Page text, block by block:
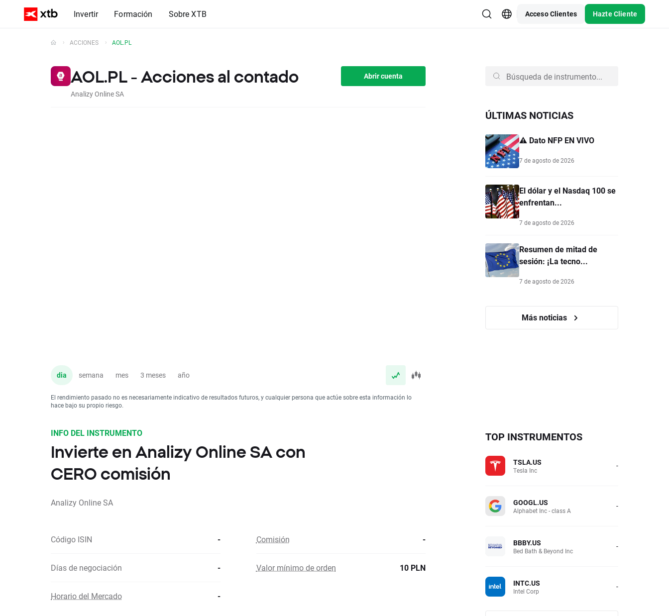
Invertir Formación Sobre XTB Acceso Clientes Hazte Cliente
ACCIONES AOL.PL
AOL.PL - Acciones al contado
Analizy Online SA
Abrir cuenta
dia semana mes 3 meses año
El rendimiento pasado no es necesariamente indicativo de resultados futuros, y cualquier persona que actúe sobre esta información lo
hace bajo su propio riesgo.
ÚLTIMAS NOTICIAS
⚠️ Dato NFP EN VIVO
7 de agosto de 2026
El dólar y el Nasdaq 100 se
enfrentan...
7 de agosto de 2026
Resumen de mitad de
sesión: ¡La tecno...
7 de agosto de 2026
Más noticias
INFO DEL INSTRUMENTO
Invierte en Analizy Online SA con
CERO comisión
Analizy Online SA
Código ISIN - Comisión -
Días de negociación - Valor mínimo de orden 10 PLN
Horario del Mercado -
TOP INSTRUMENTOS
TSLA.US
Tesla Inc -
GOOGL.US
Alphabet Inc - class A -
BBBY.US
Bed Bath & Beyond Inc -
INTC.US
Intel Corp -